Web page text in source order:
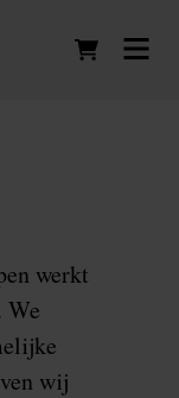
werkt
We
wij